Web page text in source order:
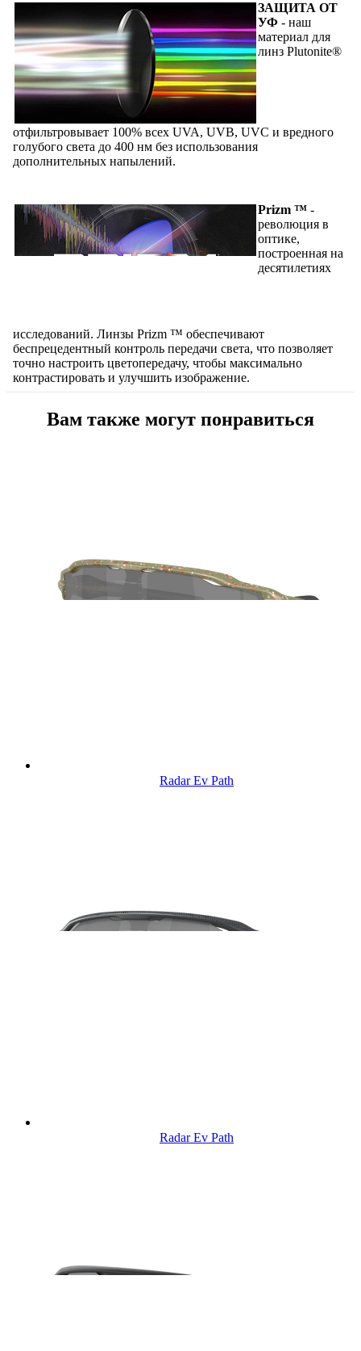
ЗАЩИТА ОТ
УФ - наш
материал для
линз Plutonite®
отфильтровывает 100% всех UVA, UVB, UVC и вредного
голубого света до 400 нм без использования
дополнительных напылений.
Prizm ™ -
революция в
оптике,
построенная на
десятилетиях
исследований. Линзы Prizm ™ обеспечивают
беспрецедентный контроль передачи света, что позволяет
точно настроить цветопередачу, чтобы максимально
контрастировать и улучшить изображение.
Вам также могут понравиться
Radar Ev Path
Radar Ev Path